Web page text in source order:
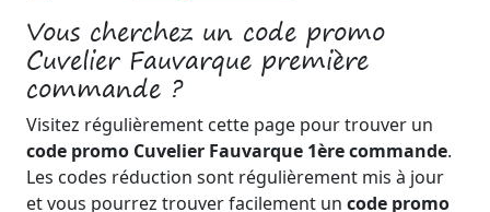
Vous cherchez un code promo
Cuvelier Fauvarque première
commande ?
Visitez régulièrement cette page pour trouver un
code promo Cuvelier Fauvarque 1ère commande.
Les codes réduction sont régulièrement mis à jour
et vous pourrez trouver facilement un code promo